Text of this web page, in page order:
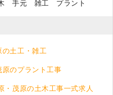
手元 雑工 プラント
の土工・雑工
原のプラント工事
・茂原の土木工事一式求人